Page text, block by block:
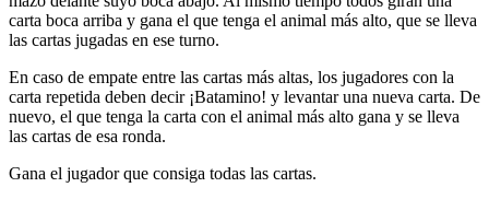
carta boca arriba y gana el que tenga el animal más alto, que se lleva
las cartas jugadas en ese turno.
En caso de empate entre las cartas más altas, los jugadores con la
carta repetida deben decir ¡Batamino! y levantar una nueva carta. De
nuevo, el que tenga la carta con el animal más alto gana y se lleva
las cartas de esa ronda.
Gana el jugador que consiga todas las cartas.